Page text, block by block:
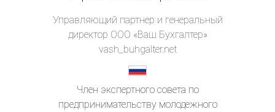
Управляющий партнер и генеральный
директор ООО «Ваш Бухгалтер»
vash_buhgalter.net
Член экспертного совета по
предпринимательству молодежного